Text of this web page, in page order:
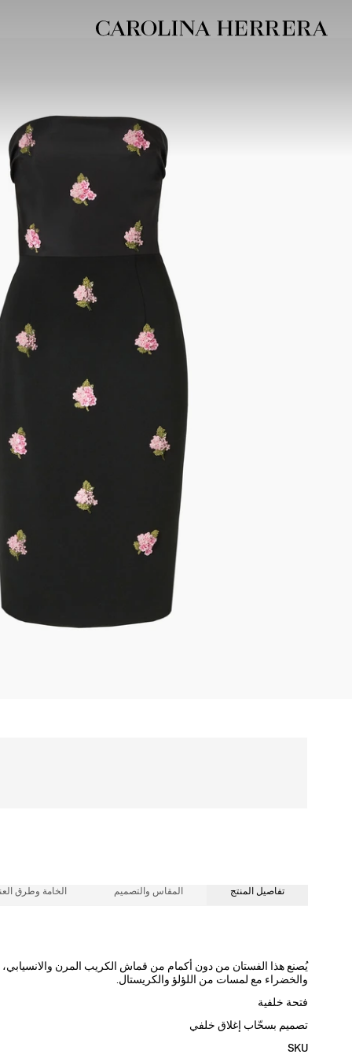
بيان إمكانية الوصول (الرابط)
تفاصيل المنتج المقاس والتصميم الخامة وطرق
يُصنع هذا الفستان من دون أكمام من قماش الكريب المرن
والخضراء مع لمسات من اللؤلؤ والكريستال.
فتحة خلفية
تصميم بسحّاب إغلاق خلفي
SKU
قصّة ضيقة، طول قصير
طول العارضة 178 سم/ 5 أقدام و10 بوصات، وترتدي المقاس الأمريكي 2
تعليمات الغسيل